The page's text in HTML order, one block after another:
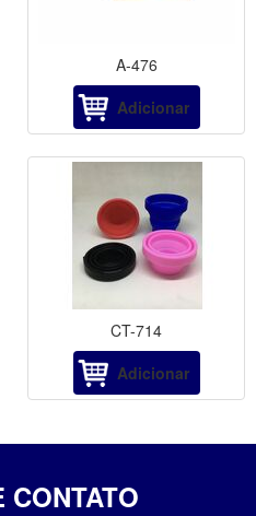
A-476
Adicionar
CT-714
Adicionar
CONTATO